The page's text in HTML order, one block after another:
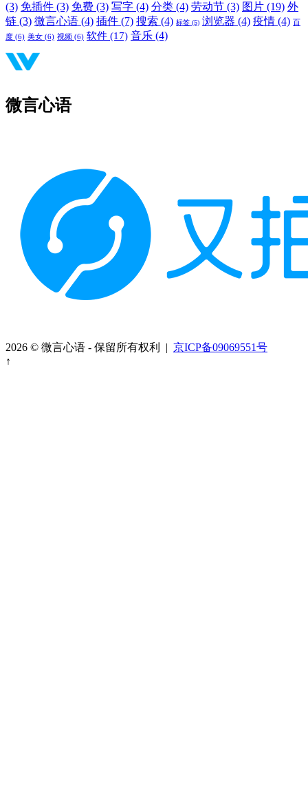
(3) 免插件 (3) 免费 (3) 写字 (4) 分类 (4) 劳动节 (3) 图片 (19) 外
链 (3) 微言心语 (4) 插件 (7) 搜索 (4) 标签 (5) 浏览器 (4) 疫情 (4) 百
度 (6) 美女 (6) 视频 (6) 软件 (17) 音乐 (4)
微言心语
2026 © 微言心语 - 保留所有权利 | 京ICP备09069551号
↑